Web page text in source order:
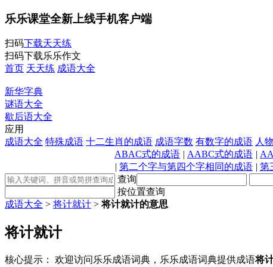
乐乐课堂全新上线手机客户端
扫码下载天天练
扫码下载乐乐作文
首页 天天练 成语大全
新华字典
谜语大全
歇后语大全
应用
成语大全 特殊成语 十二生肖的成语 成语字数 有数字的成语 人
ABAC式的成语 | AABC式的成语 |
| 第二个字与第四个字相同的成语 | 第
查询
按位置查询
成语大全 > 将计就计 >将计就计的意思
将计就计
核心提示： 欢迎访问乐乐成语词典，乐乐成语词典提供成语将